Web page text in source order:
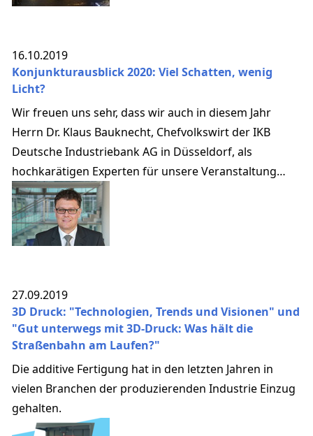
16.10.2019
Konjunkturausblick 2020: Viel Schatten, wenig
Licht?
Wir freuen uns sehr, dass wir auch in diesem Jahr
Herrn Dr. Klaus Bauknecht, Chefvolkswirt der IKB
Deutsche Industriebank AG in Düsseldorf, als
hochkarätigen Experten für unsere Veranstaltung
gewinnen konnten.
27.09.2019
3D Druck: "Technologien, Trends und Visionen" und
"Gut unterwegs mit 3D-Druck: Was hält die
Straßenbahn am Laufen?"
Die additive Fertigung hat in den letzten Jahren in
vielen Branchen der produzierenden Industrie Einzug
gehalten.